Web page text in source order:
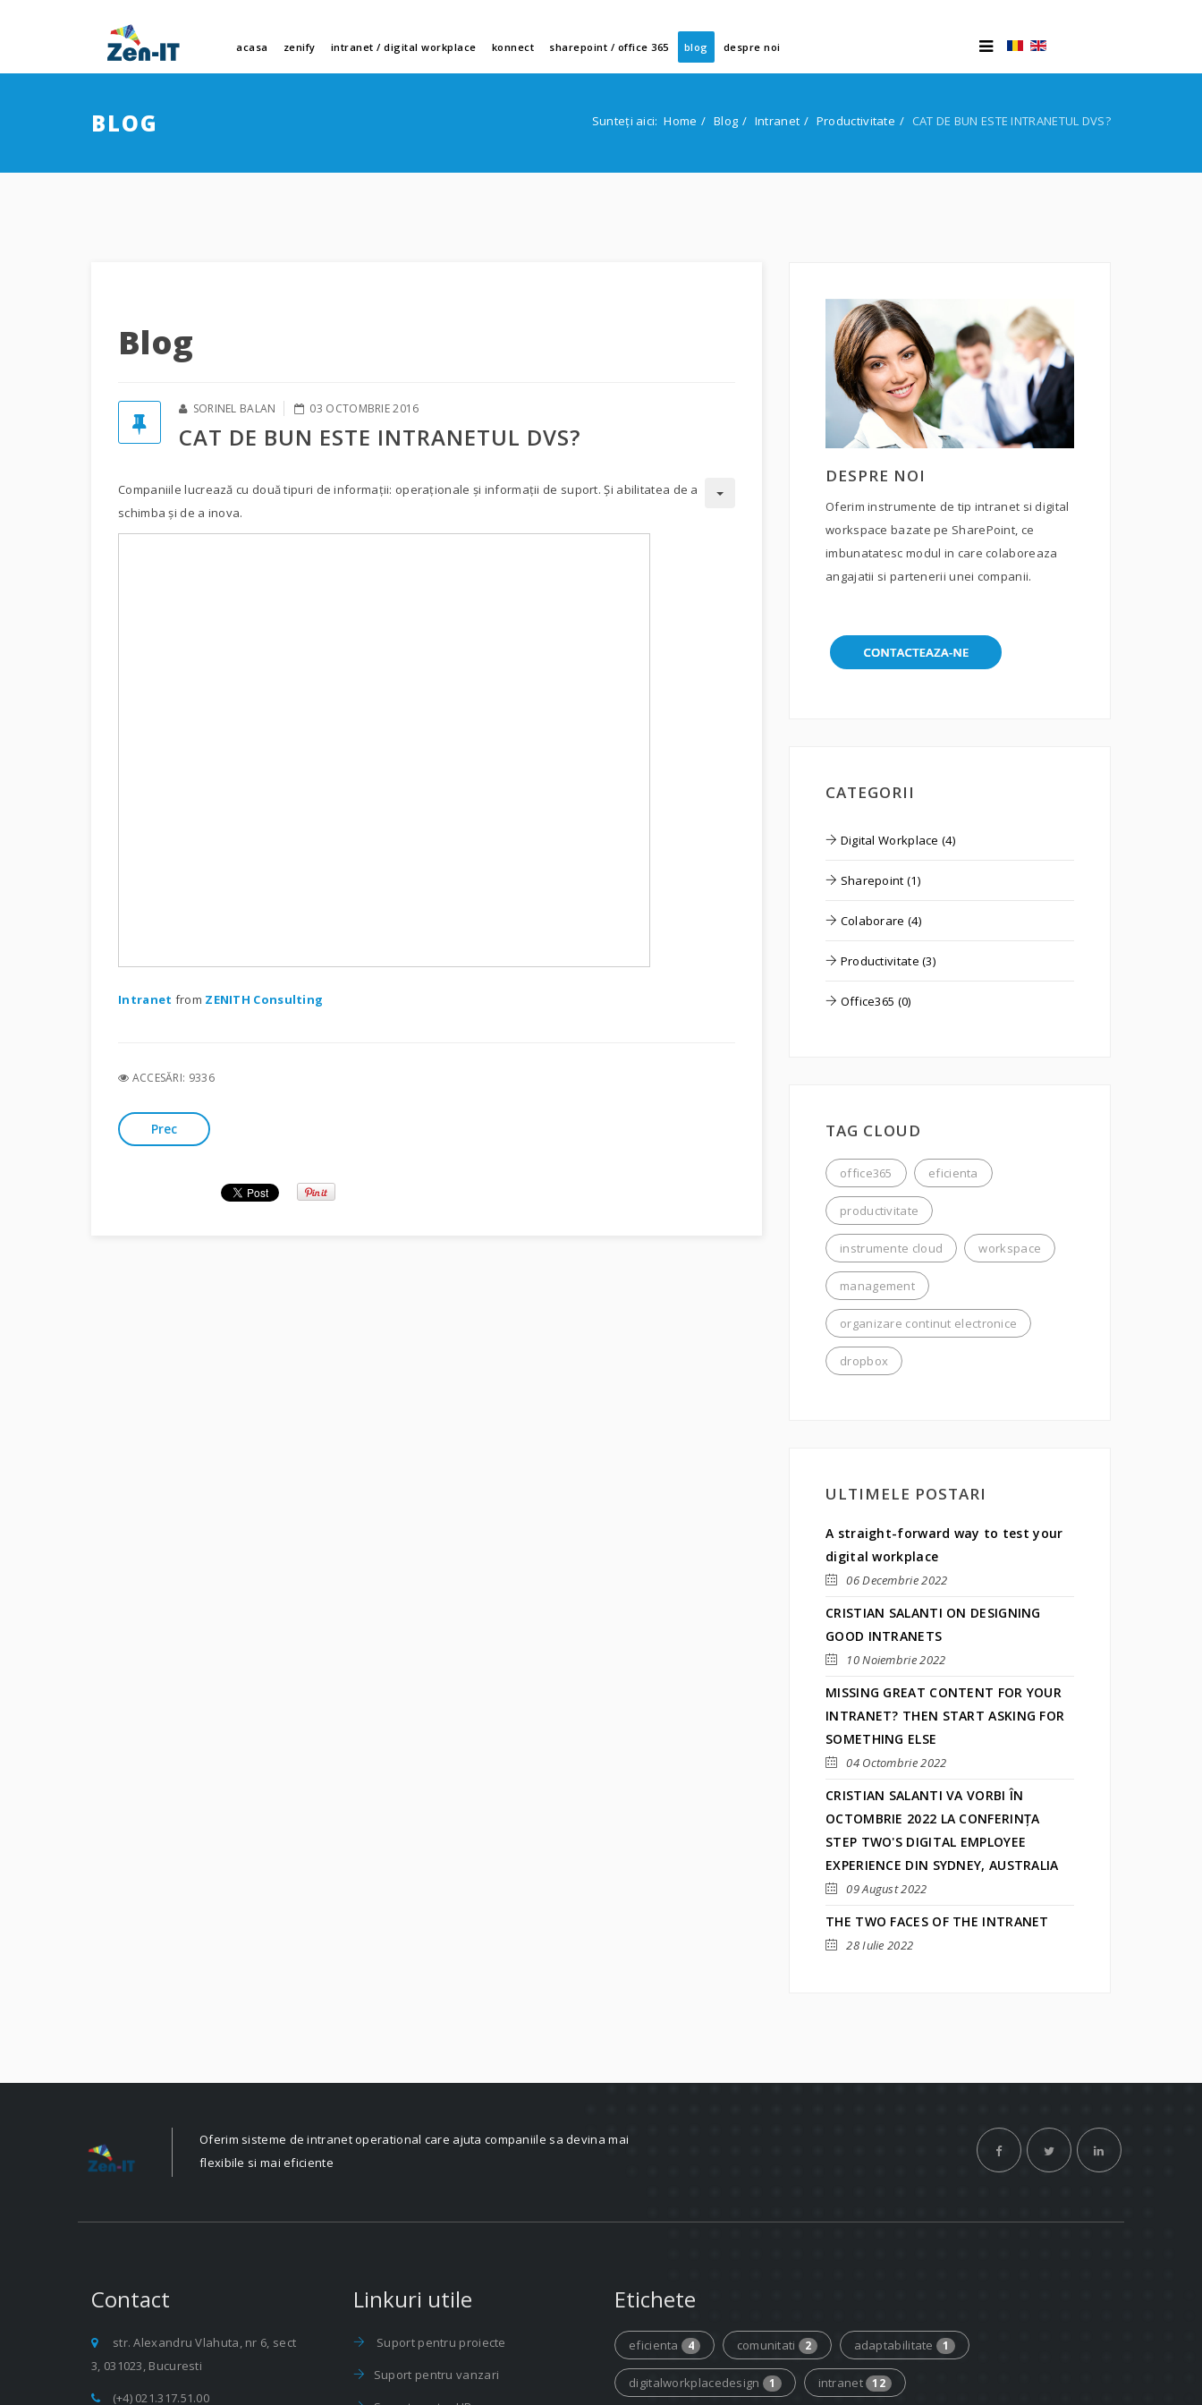
acasa zenify intranet / digital workplace konnect sharepoint / office 365 blog despre noi
BLOG Sunteți aici:Home Blog Intranet Productivitate CAT DE BUN ESTE INTRANETUL DVS?
Blog
SORINEL BALAN 03 OCTOMBRIE 2016
CAT DE BUN ESTE INTRANETUL DVS?
Companiile lucrează cu două tipuri de informații: operaționale și informații de suport. Și abilitatea de a
schimba și de a inova.
Intranet from ZENITH Consulting
ACCESĂRI: 9336
Prec
DESPRE NOI
Oferim instrumente de tip intranet si digital
workspace bazate pe SharePoint, ce
imbunatatesc modul in care colaboreaza
angajatii si partenerii unei companii.
CATEGORII
Digital Workplace (4)
Sharepoint (1)
Colaborare (4)
Productivitate (3)
Office365 (0)
TAG CLOUD
office365 eficienta
productivitate
instrumente cloud workspace
management
organizare continut electronice
dropbox
ULTIMELE POSTARI
A straight-forward way to test your
digital workplace
06 Decembrie 2022
CRISTIAN SALANTI ON DESIGNING
GOOD INTRANETS
10 Noiembrie 2022
MISSING GREAT CONTENT FOR YOUR
INTRANET? THEN START ASKING FOR
SOMETHING ELSE
04 Octombrie 2022
CRISTIAN SALANTI VA VORBI ÎN
OCTOMBRIE 2022 LA CONFERINȚA
STEP TWO'S DIGITAL EMPLOYEE
EXPERIENCE DIN SYDNEY, AUSTRALIA
09 August 2022
THE TWO FACES OF THE INTRANET
28 Iulie 2022
Oferim sisteme de intranet operational care ajuta companiile sa devina mai
flexibile si mai eficiente
Contact
str. Alexandru Vlahuta, nr 6, sect
3, 031023, Bucuresti
(+4) 021.317.51.00
Linkuri utile
Suport pentru proiecte
Suport pentru vanzari
Etichete
eficienta 4 comunitati 2 adaptabilitate 1
digitalworkplacedesign 1 intranet 12